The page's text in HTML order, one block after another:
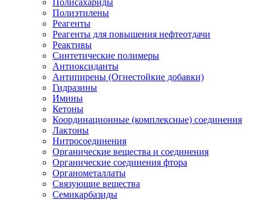
Полисахариды
Полиэтилены
Реагенты
Реагенты для повышения нефтеотдачи
Реактивы
Синтетические полимеры
Антиоксиданты
Антипирены (Огнестойкие добавки)
Гидразины
Имины
Кетоны
Координационные (комплексные) соединения
Лактоны
Нитросоединения
Органические вещества и соединения
Органические соединения фтора
Органометаллаты
Связующие вещества
Семикарбазиды